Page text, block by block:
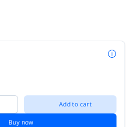
Add to cart
Buy now